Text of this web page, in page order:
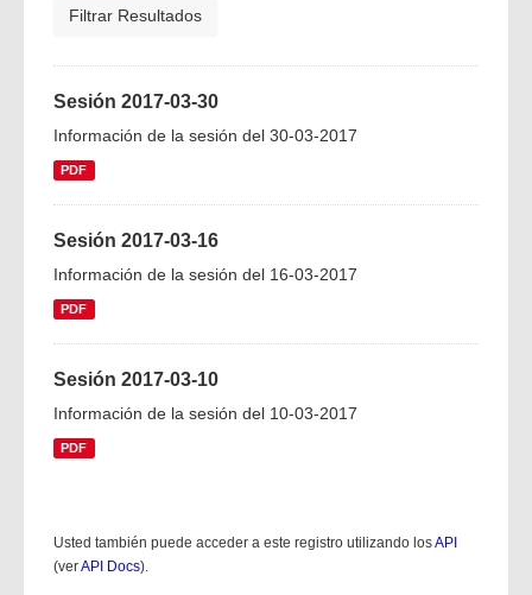
Filtrar Resultados
Sesión 2017-03-30
Información de la sesión del 30-03-2017
PDF
Sesión 2017-03-16
Información de la sesión del 16-03-2017
PDF
Sesión 2017-03-10
Información de la sesión del 10-03-2017
PDF
Usted también puede acceder a este registro utilizando losAPI
(verAPI Docs).